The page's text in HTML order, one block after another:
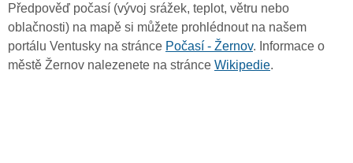
Předpověď počasí (vývoj srážek, teplot, větru nebo
oblačnosti) na mapě si můžete prohlédnout na našem
portálu Ventusky na stránce Počasí - Žernov. Informace o
městě Žernov nalezenete na stránce Wikipedie.